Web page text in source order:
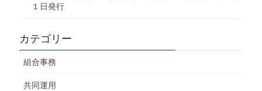
１日発行
カテゴリー
組合事務
共同運用